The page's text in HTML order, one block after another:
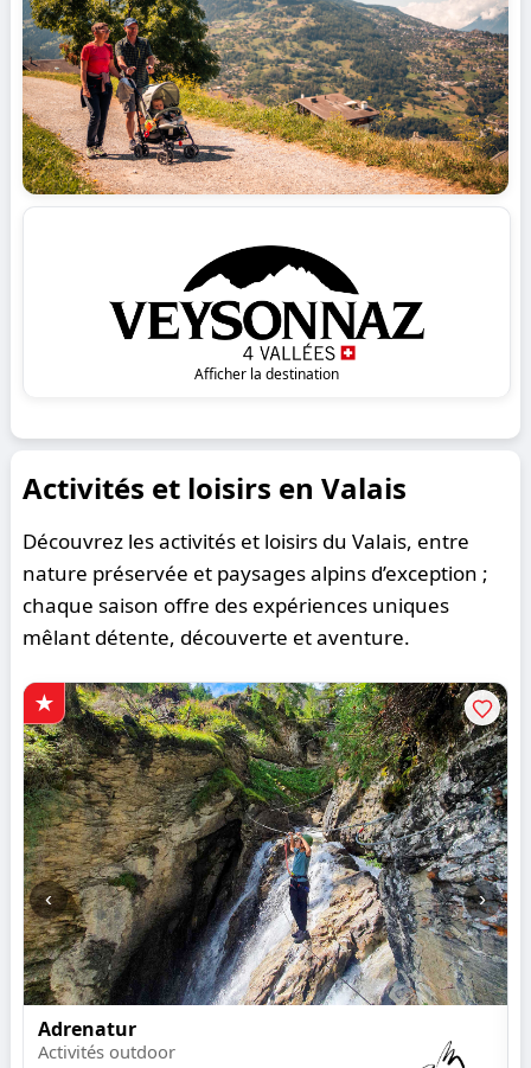
Afficher la destination
Activités et loisirs en Valais
Découvrez les activités et loisirs du Valais, entre
nature préservée et paysages alpins d’exception ;
chaque saison offre des expériences uniques
mêlant détente, découverte et aventure.
‹
Adrenatur
Activités outdoor
›